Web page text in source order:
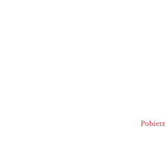
Pobierz